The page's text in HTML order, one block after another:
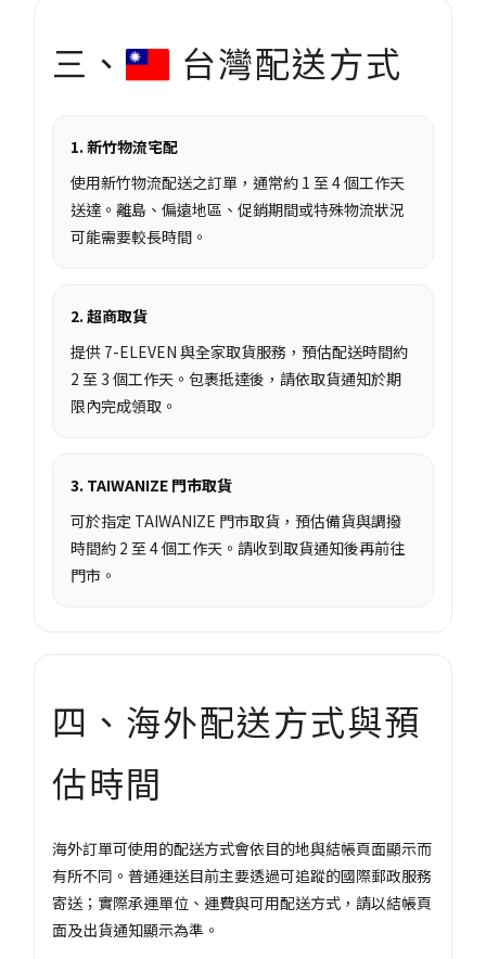
三、 台灣配送方式
1. 新竹物流宅配
使用新竹物流配送之訂單，通常約 1 至 4 個工作天
送達。離島、偏遠地區、促銷期間或特殊物流狀況
可能需要較長時間。
2. 超商取貨
提供 7-ELEVEN 與全家取貨服務，預估配送時間約
2 至 3 個工作天。包裹抵達後，請依取貨通知於期
限內完成領取。
3. TAIWANIZE 門市取貨
可於指定 TAIWANIZE 門市取貨，預估備貨與調撥
時間約 2 至 4 個工作天。請收到取貨通知後再前往
門市。
四、海外配送方式與預
估時間
海外訂單可使用的配送方式會依目的地與結帳頁面顯示而
有所不同。普通運送目前主要透過可追蹤的國際郵政服務
寄送；實際承運單位、運費與可用配送方式，請以結帳頁
面及出貨通知顯示為準。